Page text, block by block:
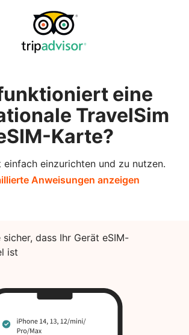
eine
TravelSim
Karte?
einfach einzurichten und zu nutzen.
Anweisungen anzeigen
sicher, dass Ihr Gerät eSIM-
ist